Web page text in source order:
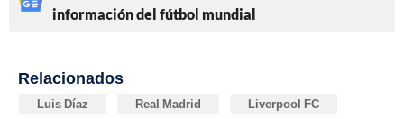
información del fútbol mundial
Relacionados
Luis Díaz Real Madrid Liverpool FC